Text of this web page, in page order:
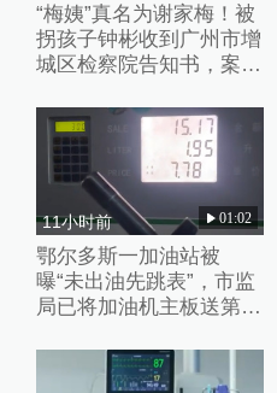
“梅姨”真名为谢家梅！被
拐孩子钟彬收到广州市增
城区检察院告知书，案件
11小时前 01:02
鄂尔多斯一加油站被
曝“未出油先跳表”，市监
局已将加油机主板送第三